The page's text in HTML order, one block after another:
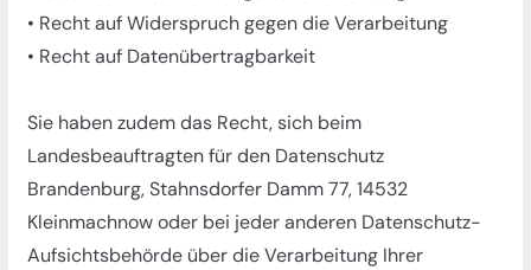
• Recht auf Widerspruch gegen die Verarbeitung
• Recht auf Datenübertragbarkeit
Sie haben zudem das Recht, sich beim
Landesbeauftragten für den Datenschutz
Brandenburg, Stahnsdorfer Damm 77, 14532
Kleinmachnow oder bei jeder anderen Datenschutz-
Aufsichtsbehörde über die Verarbeitung Ihrer